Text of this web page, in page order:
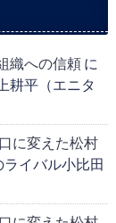
織への信頼に
耕平（エニタ
に変えた松村
イバル小比田